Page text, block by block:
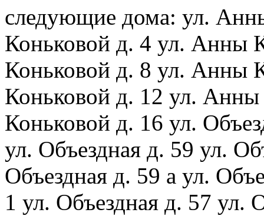
следующие дома: ул.
Коньковой д. 4 ул. Анны
Коньковой д. 8 ул. Анны
Коньковой д. 12 ул.
Коньковой д. 16 ул.
ул. Объездная д. 59 ул.
Объездная д. 59 а ул.
1 ул. Объездная д. 57 ул.